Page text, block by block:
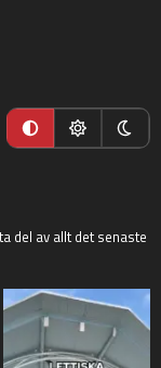
del av allt det senaste